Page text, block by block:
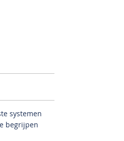
systemen
begrijpen